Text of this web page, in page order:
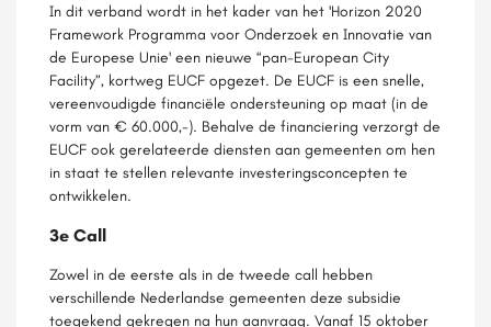
In dit verband wordt in het kader van het 'Horizon 2020
Framework Programma voor Onderzoek en Innovatie van
de Europese Unie' een nieuwe “pan-European City
Facility”, kortweg EUCF opgezet. De EUCF is een snelle,
vereenvoudigde financiële ondersteuning op maat (in de
vorm van € 60.000,-). Behalve de financiering verzorgt de
EUCF ook gerelateerde diensten aan gemeenten om hen
in staat te stellen relevante investeringsconcepten te
ontwikkelen.
3e Call
Zowel in de eerste als in de tweede call hebben
verschillende Nederlandse gemeenten deze subsidie
toegekend gekregen na hun aanvraag. Vanaf 15 oktober